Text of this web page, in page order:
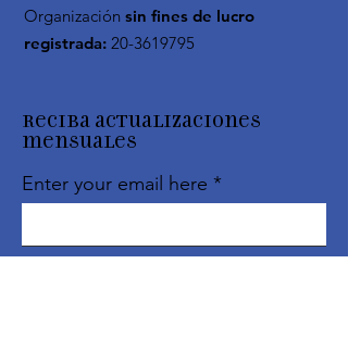
Organización sin fines de lucro
registrada: 20-3619795
Reciba actualizaciones
mensuales
Enter your email here